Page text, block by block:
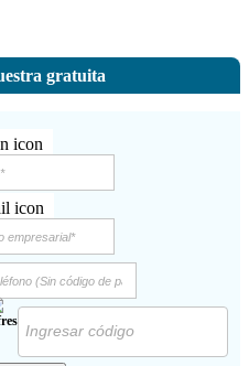
gratuita